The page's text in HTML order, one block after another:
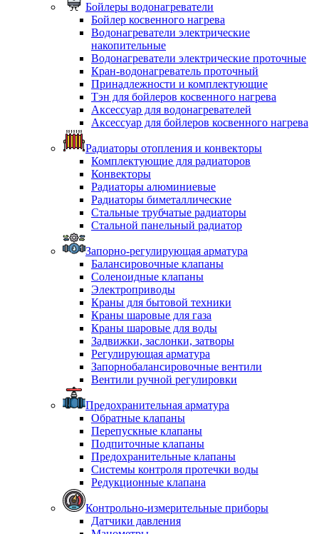
Бойлеры водонагреватели
Бойлер косвенного нагрева
Водонагреватели электрические
накопительные
Водонагреватели электрические проточные
Кран-водонагреватель проточный
Принадлежности и комплектующие
Тэн для бойлеров косвенного нагрева
Аксессуар для водонагревателей
Аксессуар для бойлеров косвенного нагрева
Радиаторы отопления и конвекторы
Комплектующие для радиаторов
Конвекторы
Радиаторы алюминиевые
Радиаторы биметаллические
Стальные трубчатые радиаторы
Стальной панельный радиатор
Запорно-регулирующая арматура
Балансировочные клапаны
Соленоидные клапаны
Электроприводы
Краны для бытовой техники
Краны шаровые для газа
Краны шаровые для воды
Задвижки, заслонки, затворы
Регулирующая арматура
Запорнобалансировочные вентили
Вентили ручной регулировки
Предохранительная арматура
Обратные клапаны
Перепускные клапаны
Подпиточные клапаны
Предохранительные клапаны
Системы контроля протечки воды
Редукционные клапана
Контрольно-измерительные приборы
Датчики давления